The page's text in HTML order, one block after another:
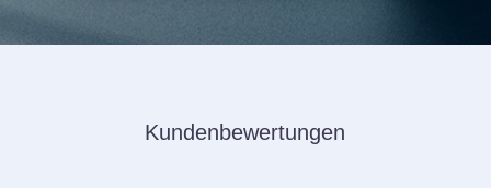
Kundenbewertungen